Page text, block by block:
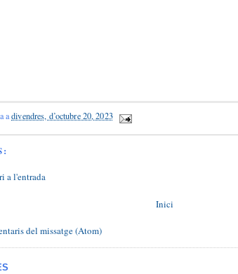
adivendres, d’octubre 20, 2023
a l'entrada
Inici
del missatge (Atom)